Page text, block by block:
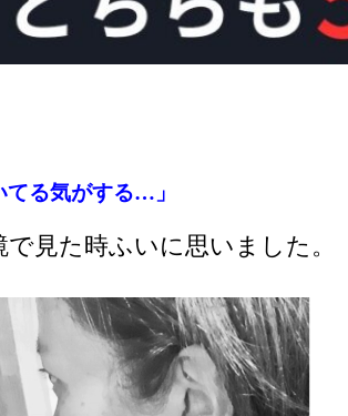
てる気がする…」
で見た時ふいに思いました。